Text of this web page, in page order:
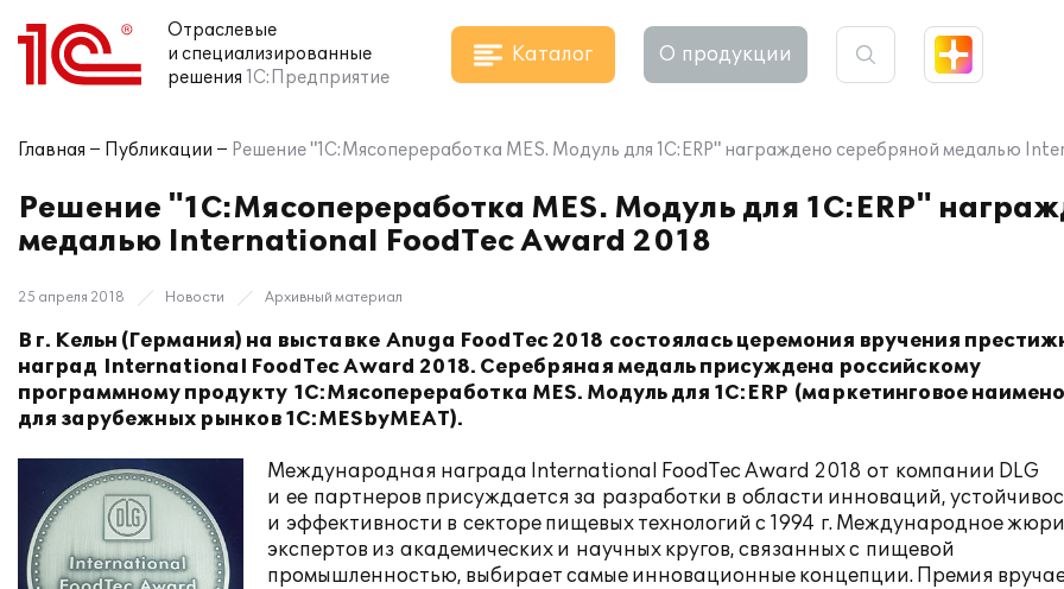
Отраслевые
и специализированные
решения 1С:Предприятие
Каталог О продукции
Главная Публикации Решение "1С:Мясопереработка MES. Модуль для 1С:ERP" награждено серебряной медалью
Решение "1С:Мясопереработка MES. Модуль для 1С:ERP"
медалью International FoodTec Award 2018
25 апреля 2018 Новости Архивный материал
В г. Кельн (Германия) на выставке Anuga FoodTec 2018 состоялась церемония вручения
наград International FoodTec Award 2018. Серебряная медаль присуждена российскому
программному продукту 1С:Мясопереработка MES. Модуль для 1С:ERP (маркетинговое
для зарубежных рынков 1C:MESbyMEAT).
Международная награда International FoodTec Award 2018 от компании DLG
и ее партнеров присуждается за разработки в области инноваций,
и эффективности в секторе пищевых технологий с 1994 г. Международное жюри
экспертов из академических и научных кругов, связанных с пищевой
промышленностью, выбирает самые инновационные концепции. Премия